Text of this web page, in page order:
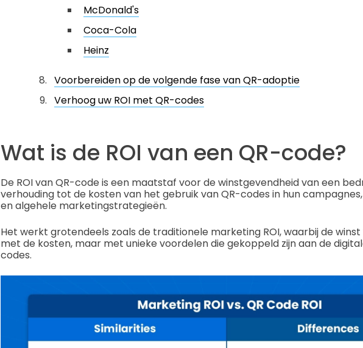
McDonald's
Coca-Cola
Heinz
Voorbereiden op de volgende fase van QR-adoptie
Verhoog uw ROI met QR-codes
Wat is de ROI van een QR-code?
De ROI van QR-code is een maatstaf voor de winstgevendheid van een
verhouding tot de kosten van het gebruik van QR-codes in hun
en algehele marketingstrategieën.
Het werkt grotendeels zoals de traditionele marketing ROI, waarbij de
met de kosten, maar met unieke voordelen die gekoppeld zijn aan de
codes.